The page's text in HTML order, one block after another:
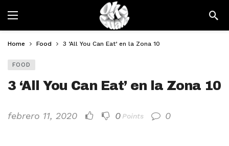
Home Food 3 ‘All You Can Eat’ en la Zona 10
FOOD
3 ‘All You Can Eat’ en la Zona 10
febrero 11, 2020 0 Points 0